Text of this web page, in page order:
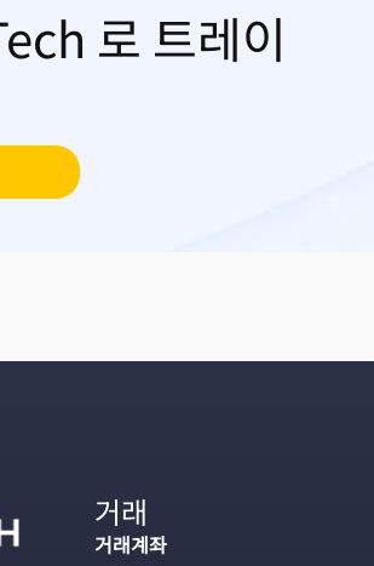
로 트레이
거래
거래계좌